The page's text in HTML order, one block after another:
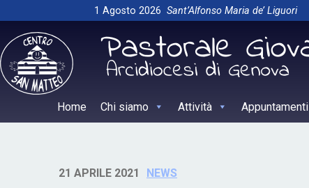
to
content
1 Agosto 2026 Sant’Alfonso Maria de’ Liguori
Home Chi siamo Attività Appuntamenti
21 APRILE 2021 NEWS